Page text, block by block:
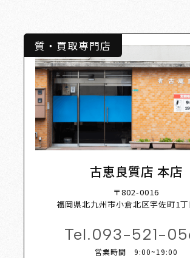
質・買取専門店
古恵良質店 本店
〒802-0016
福岡県北九州市小倉北区宇佐町1
Tel.093-521-
営業時間 9:00~19:00